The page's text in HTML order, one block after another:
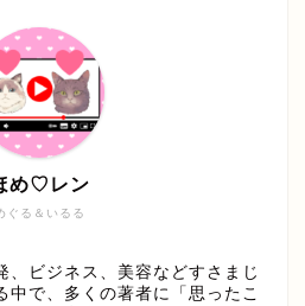
ぐる＆いるる
め♡レン
、ビジネス、美容などすさまじ
中で、多くの著者に「思ったこ